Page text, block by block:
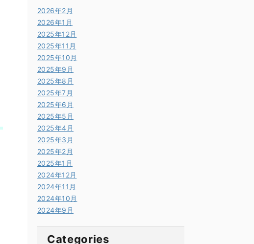
2026年2月
2026年1月
2025年12月
2025年11月
2025年10月
2025年9月
2025年8月
2025年7月
2025年6月
2025年5月
2025年4月
2025年3月
2025年2月
2025年1月
2024年12月
2024年11月
2024年10月
2024年9月
Categories